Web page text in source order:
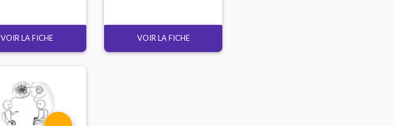
VOIR LA FICHE VOIR LA FICHE